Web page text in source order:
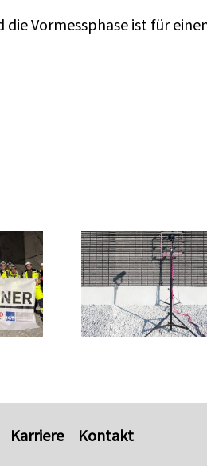
die Vormessphase ist für
Karriere
Kontakt